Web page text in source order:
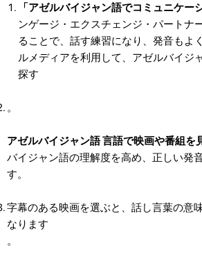
「アゼルバイジャン語でコミュニケー
ンゲージ・エクスチェンジ・パートナ
ることで、話す練習になり、発音もよ
ルメディアを利用して、アゼルバイジ
探す
。
アゼルバイジャン語 言語で映画や番組を
バイジャン語の理解度を高め、正しい発
す。
字幕のある映画を選ぶと、話し言葉の意
なります
。